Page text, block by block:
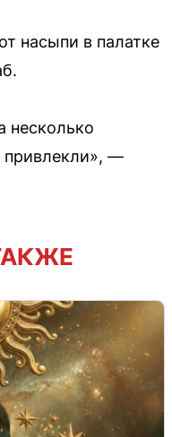
насыпи в палатке
несколько
—